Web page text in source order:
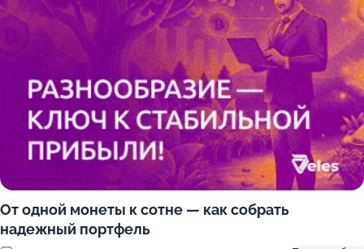
От одной монеты к сотне — как собрать
надежный портфель